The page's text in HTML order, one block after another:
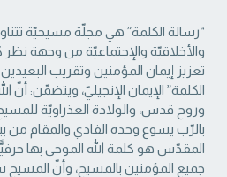
“رسالة الكلمة” هي مجلّة مسيحيّة
والأخلاقيّة والإجتماعيّة من ‏وجهة نظر
تعزيز إيمان المؤمنين وتقريب البعيدين
‏الكلمة” الإيمان الإنجيليّ، ويتضمّن: أنّ
وروح قدس، والولادة العذراويّة
بالرّب يسوع وحده الفادي والمقام من
‏المقدّس هو كلمة الله الموحى بها
جميع المؤمنين بالمسيح، وأنّ المسيح